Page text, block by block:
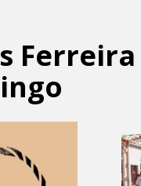
Ferreira